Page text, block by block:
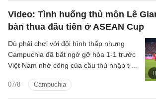
Video: Tình huống thủ môn Lê
bàn thua đầu tiên ở ASEAN Cup
07/8 Campuchia
Dù phải chơi với đội hình thấp nhưng
Campuchia đã bất ngờ gỡ hòa 1-1 trước
Việt Nam nhờ công của cầu thủ nhập tịch